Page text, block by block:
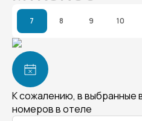
7 8 9 10
К сожалению, в выбранные
номеров в отеле